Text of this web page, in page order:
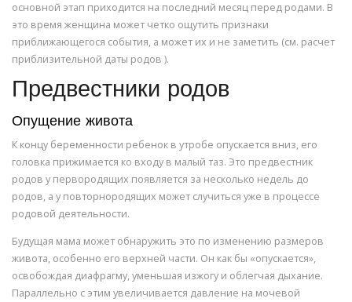
основной этап приходится на последний месяц перед родами. В
это время женщина может четко ощутить признаки
приближающегося события, а может их и не заметить (см. расчет
приблизительной даты родов ).
Предвестники родов
Опущение живота
К концу беременности ребенок в утробе опускается вниз, его
головка прижимается ко входу в малый таз. Это предвестник
родов у первородящих появляется за несколько недель до
родов, а у повторнородящих может случиться уже в процессе
родовой деятельности.
Будущая мама может обнаружить это по изменению размеров
живота, особенно его верхней части. Он как бы «опускается»,
освобождая диафрагму, уменьшая изжогу и облегчая дыхание.
Параллельно с этим увеличивается давление на мочевой